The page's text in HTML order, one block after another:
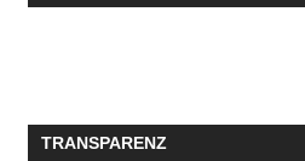
TRANSPARENZ